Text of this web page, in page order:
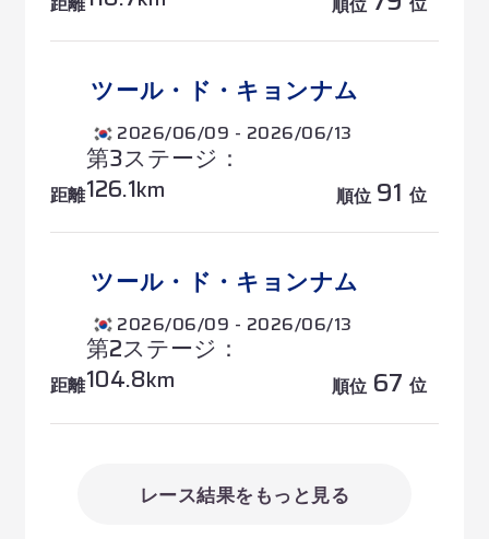
順位
ツール・ド・キョンナム
2026/06/09 - 2026/06/13
距離
第3ステージ：
126.1km 順位 91 位
ツール・ド・キョンナム
2026/06/09 - 2026/06/13
距離
第2ステージ：
104.8km 順位 67 位
レース結果をもっと見る